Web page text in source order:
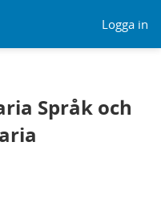
Logga in
Språk och